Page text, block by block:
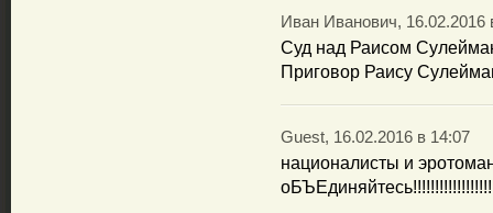
Иван Иванович, 16.02.2016
Суд над Раисом
Приговор Раису
Guest, 16.02.2016 в 14:07
националисты и